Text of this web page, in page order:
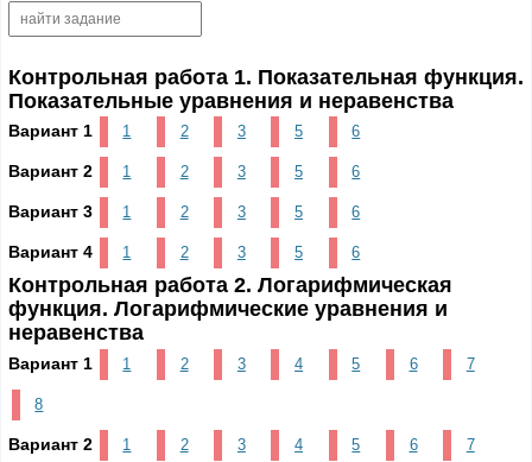
Контрольная работа 1. Показательная функция.
Показательные уравнения и неравенства
Вариант 1 1 2 3 5 6
Вариант 2 1 2 3 5 6
Вариант 3 1 2 3 5 6
Вариант 4 1 2 3 5 6
Контрольная работа 2. Логарифмическая
функция. Логарифмические уравнения и
неравенства
Вариант 1 1 2 3 4 5 6 7
8
Вариант 2 1 2 3 4 5 6 7